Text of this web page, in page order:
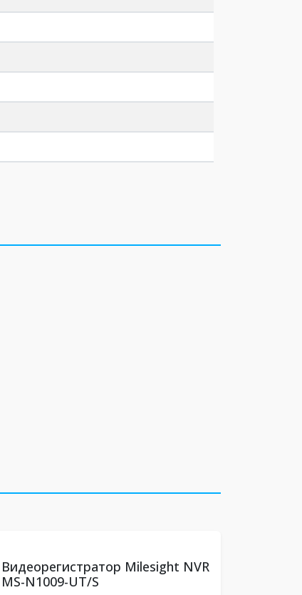
Видеорегистратор Milesight NVR
MS-N1009-UT/S